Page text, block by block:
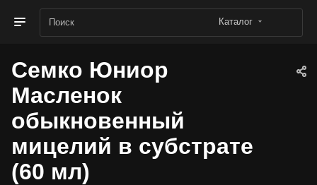
Каталог
Семко Юниор
Масленок
обыкновенный
мицелий в субстрате
(60 мл)